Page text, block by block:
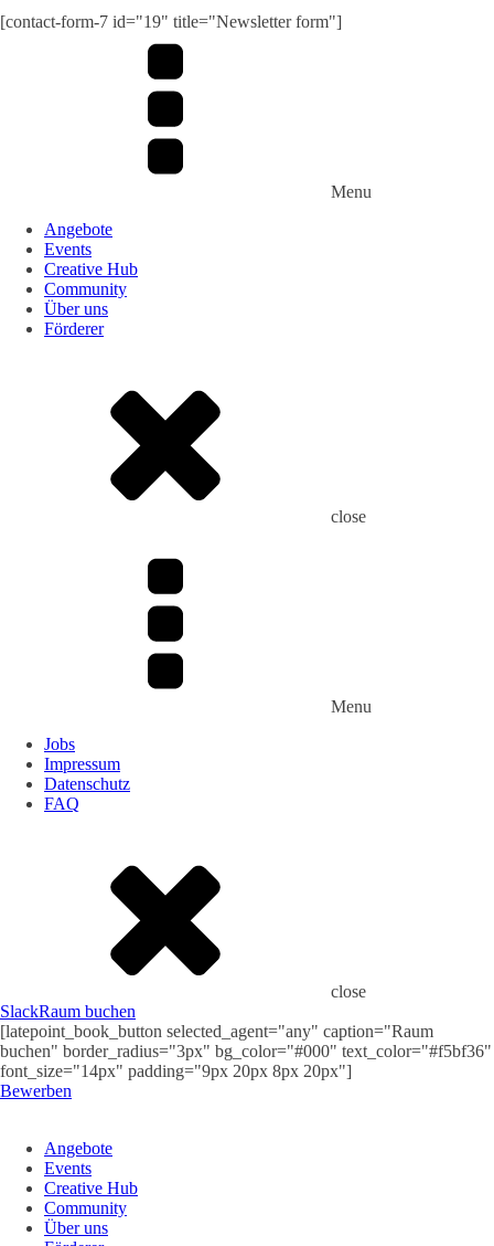
[contact-form-7 id="19" title="Newsletter form"]
Menu
Angebote
Events
Creative Hub
Community
Über uns
Förderer
close
Menu
Jobs
Impressum
Datenschutz
FAQ
close
SlackRaum buchen
[latepoint_book_button selected_agent="any" caption="Raum
buchen" border_radius="3px" bg_color="#000" text_color="#f5bf36"
font_size="14px" padding="9px 20px 8px 20px"]
Bewerben
Angebote
Events
Creative Hub
Community
Über uns